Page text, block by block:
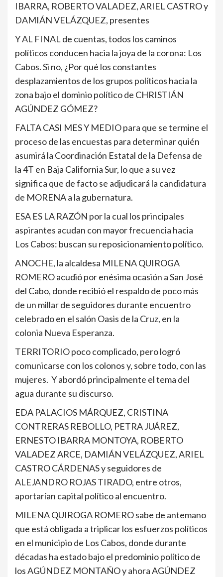
IBARRA, ROBERTO VALADEZ, ARIEL CASTRO y
DAMIÁN VELÁZQUEZ, presentes
Y AL FINAL de cuentas, todos los caminos
políticos conducen hacia la joya de la corona: Los
Cabos. Si no, ¿Por qué los constantes
desplazamientos de los grupos políticos hacia la
zona bajo el dominio político de CHRISTIÁN
AGÚNDEZ GÓMEZ?
FALTA CASI MES Y MEDIO para que se termine el
proceso de las encuestas para determinar quién
asumirá la Coordinación Estatal de la Defensa de
la 4T en Baja California Sur, lo que a su vez
significa que de facto se adjudicará la candidatura
de MORENA a la gubernatura.
ESA ES LA RAZÓN por la cual los principales
aspirantes acudan con mayor frecuencia hacia
Los Cabos: buscan su reposicionamiento político.
ANOCHE, la alcaldesa MILENA QUIROGA
ROMERO acudió por enésima ocasión a San José
del Cabo, donde recibió el respaldo de poco más
de un millar de seguidores durante encuentro
celebrado en el salón Oasis de la Cruz, en la
colonia Nueva Esperanza.
TERRITORIO poco complicado, pero logró
comunicarse con los colonos y, sobre todo, con las
mujeres. Y abordó principalmente el tema del
agua durante su discurso.
EDA PALACIOS MÁRQUEZ, CRISTINA
CONTRERAS REBOLLO, PETRA JUÁREZ,
ERNESTO IBARRA MONTOYA, ROBERTO
VALADEZ ARCE, DAMIÁN VELÁZQUEZ, ARIEL
CASTRO CÁRDENAS y seguidores de
ALEJANDRO ROJAS TIRADO, entre otros,
aportarían capital político al encuentro.
MILENA QUIROGA ROMERO sabe de antemano
que está obligada a triplicar los esfuerzos políticos
en el municipio de Los Cabos, donde durante
décadas ha estado bajo el predominio político de
los AGÚNDEZ MONTAÑO y ahora AGÚNDEZ